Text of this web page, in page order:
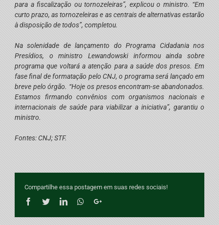
para a fiscalização ou tornozeleiras”, explicou o ministro. “Em
curto prazo, as tornozeleiras e as centrais de alternativas estarão
à disposição de todos”, completou.
Na solenidade de lançamento do Programa Cidadania nos
Presídios, o ministro Lewandowski informou ainda sobre
programa que voltará a atenção para a saúde dos presos. Em
fase final de formatação pelo CNJ, o programa será lançado em
breve pelo órgão. “Hoje os presos encontram-se abandonados.
Estamos firmando convênios com organismos nacionais e
internacionais de saúde para viabilizar a iniciativa”, garantiu o
ministro.
Fontes: CNJ; STF.
Compartilhe essa postagem em suas redes sociais!
Facebook
TwitterLinkedInWhatsappGoogle+